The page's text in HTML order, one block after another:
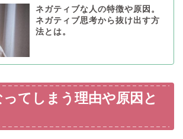
ネガティブな人の特徴や原因。
ネガティブ思考から抜け出す方
法とは。
てしまう理由や原因と